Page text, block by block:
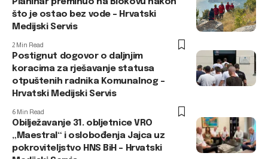
što je ostao bez vode – Hrvatski
Medijski Servis
2 Min Read
Postignut dogovor o daljnjim
koracima za rješavanje statusa
otpuštenih radnika Komunalnog –
Hrvatski Medijski Servis
6 Min Read
Obilježavanje 31. obljetnice VRO
„Maestral“ i oslobođenja Jajca uz
pokroviteljstvo HNS BiH – Hrvatski